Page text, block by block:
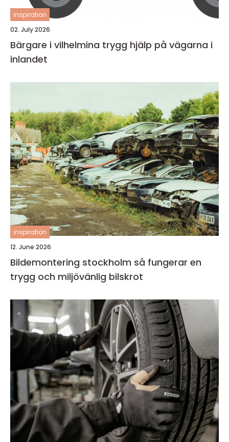
inspiration
02. July 2026
Bärgare i vilhelmina trygg hjälp på vägarna i
inlandet
inspiration
12. June 2026
Bildemontering stockholm så fungerar en
trygg och miljövänlig bilskrot